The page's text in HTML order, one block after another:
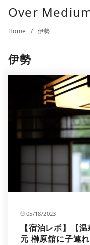
Over
Home 伊勢
伊勢
05/18/2023
【宿泊レポ】【
元 榊原舘に子連